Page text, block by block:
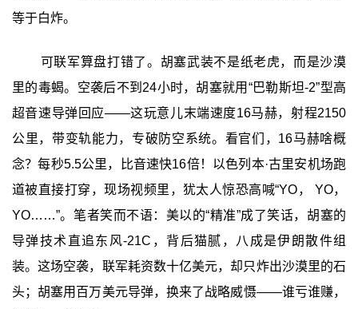
等于白炸。
可联军算盘打错了。胡塞武装不是纸老虎，而是沙漠
里的毒蝎。空袭后不到24小时，胡塞就用“巴勒斯坦-2”型高
超音速导弹回应——这玩意儿末端速度16马赫，射程2150
公里，带变轨能力，专破防空系统。看官们，16马赫啥概
念？每秒5.5公里，比音速快16倍！以色列本·古里安机场跑
道被直接打穿，现场视频里，犹太人惊恐高喊“YO， YO，
YO……”。笔者笑而不语：美以的“精准”成了笑话，胡塞的
导弹技术直追东风-21C，背后猫腻，八成是伊朗散件组
装。这场空袭，联军耗资数十亿美元，却只炸出沙漠里的石
头；胡塞用百万美元导弹，换来了战略威慑——谁亏谁赚，